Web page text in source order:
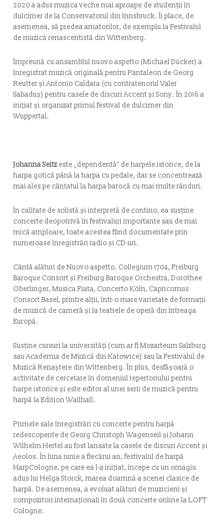
2020 a adus muzica veche mai aproape de studenții în
dulcimer de la Conservatorul din Innsbruck. Îi place, de
asemenea, să predea amatorilor, de exemplu la Festivalul
de muzică renascentistă din Wittenberg.
Împreună cu ansamblul nuovo aspetto (Michael Dücker) a
înregistrat muzică originală pentru Pantaleon de Georg
Reutter și Antonio Caldara (cu contratenorul Valer
Sabaduș) pentru casele de discuri Accent și Sony. În 2016 a
inițiat și organizat primul festival de dulcimer din
Wuppertal.
Johanna Seitz este „dependentă” de harpele istorice, de la
harpa gotică până la harpa cu pedale, dar se concentrează
mai ales pe cântatul la harpa barocă cu mai multe rânduri.
În calitate de solistă și interpretă de contino, ea susține
concerte deopotrivă în festivaluri importante sau de mai
mică amploare, toate acestea fiind documentate prin
numeroase înregistrări radio și CD-uri.
Cântă alături de Nuovo aspetto, Collegium 1704, Freiburg
Baroque Consort și Freiburg Baroque Orchestra, Dorothee
Oberlinger, Musica Fiata, Concerto Köln, Capricornus
Consort Basel, printre alții, într-o mare varietate de formații
de muzică de cameră și la teatrele de operă din întreaga
Europă.
Susține cursuri la universități (cum ar fi Mozarteum Salzburg
sau Academia de Muzică din Katowice) sau la Festivalul de
Muzică Renaștere din Wittenberg. În plus, desfășoară o
activitate de cercetare în domeniul repertoriului pentru
harpe istorice și este editor al unei serii de muzică pentru
harpă la Edition Wallhall.
Primele sale înregistrări cu concerte pentru harpă
redescoperite de Georg Christoph Wagenseil și Johann
Wilhelm Hertel au fost lansate la casele de discuri Accent și
Aeolos. În luna iunie a fiecărui an, festivalul de harpă
HarpCologne, pe care ea l-a inițiat, începe cu un omagiu
adus lui Helga Storck, marea doamnă a scenei clasice de
harpă. De asemenea, a evoluat alături de muzicieni și
compozitori internaționali în două concerte online la LOFT
Cologne.